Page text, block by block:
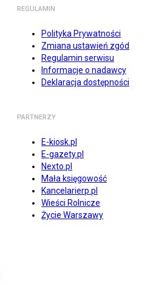
REGULAMIN
Polityka Prywatności
Zmiana ustawień zgód
Regulamin serwisu
Informacje o nadawcy
Deklaracja dostępności
PARTNERZY
E-kiosk.pl
E-gazety.pl
Nexto.pl
Mała księgowość
Kancelarierp.pl
Wieści Rolnicze
Życie Warszawy